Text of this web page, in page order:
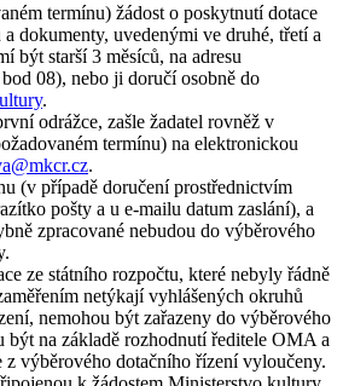
termínu) žádost o poskytnutí dotace
dokumenty, uvedenými ve druhé, třetí a
být starší 3 měsíců, na adresu
08), nebo ji doručí osobně do
.
odrážce, zašle žadatel rovněž v
termínu) na elektronickou
.
(v případě doručení prostřednictvím
pošty a u e-mailu datum zaslání), a
zpracované nebudou do výběrového
ze státního rozpočtu, které nebyly řádně
netýkají vyhlášených okruhů
nemohou být zařazeny do výběrového
být na základě rozhodnutí ředitele OMA a
z výběrového dotačního řízení vyloučeny.